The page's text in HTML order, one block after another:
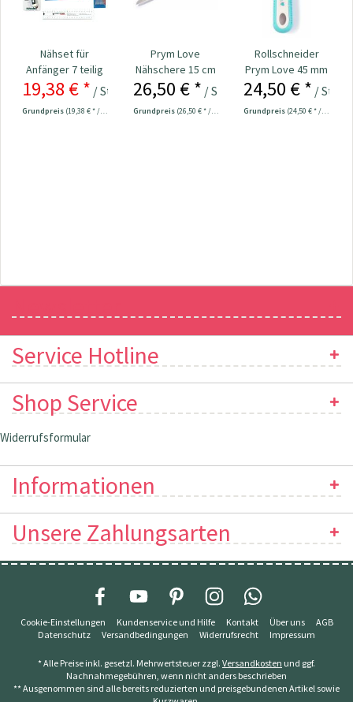
Nähset für
Anfänger 7 teilig
19,38 € * / Stück 24,98 € *
Grundpreis (19,38 € * / 1 Stück)
Prym Love
Nähschere 15 cm
Nr. 610541
26,50 € * / Stück
Grundpreis (26,50 € * / 1 Stück)
Rollschneider
Prym Love 45 mm
24,50 € * / Stück
Grundpreis (24,50 € * / 1 Stück)
Service Hotline
Shop Service
Widerrufsformular
Informationen
Unsere Zahlungsarten
Cookie-Einstellungen Kundenservice und Hilfe Kontakt Über uns
AGB
Datenschutz
Versandbedingungen Widerrufsrecht Impressum
* Alle Preise inkl. gesetzl. Mehrwertsteuer zzgl. Versandkosten und ggf.
Nachnahmegebühren, wenn nicht anders beschrieben
** Ausgenommen sind alle bereits reduzierten und preisgebundenen Artikel sowie